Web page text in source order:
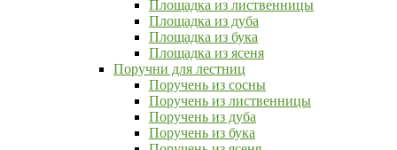
Площадка из лиственницы
Площадка из дуба
Площадка из бука
Площадка из ясеня
Поручни для лестниц
Поручень из сосны
Поручень из лиственницы
Поручень из дуба
Поручень из бука